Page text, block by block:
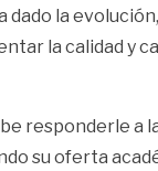
dado la
la calidad y
responderle a
su oferta